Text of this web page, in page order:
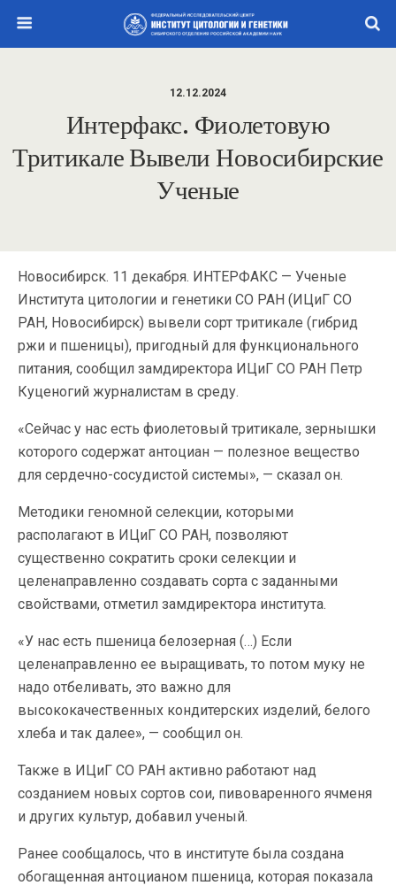
12.12.2024
Интерфакс. Фиолетовую
Тритикале Вывели Новосибирские
Ученые
Новосибирск. 11 декабря. ИНТЕРФАКС — Ученые
Института цитологии и генетики СО РАН (ИЦиГ СО
РАН, Новосибирск) вывели сорт тритикале (гибрид
ржи и пшеницы), пригодный для функционального
питания, сообщил замдиректора ИЦиГ СО РАН Петр
Куценогий журналистам в среду.
«Сейчас у нас есть фиолетовый тритикале, зернышки
которого содержат антоциан — полезное вещество
для сердечно-сосудистой системы», — сказал он.
Методики геномной селекции, которыми
располагают в ИЦиГ СО РАН, позволяют
существенно сократить сроки селекции и
целенаправленно создавать сорта с заданными
свойствами, отметил замдиректора института.
«У нас есть пшеница белозерная (…) Если
целенаправленно ее выращивать, то потом муку не
надо отбеливать, это важно для
высококачественных кондитерских изделий, белого
хлеба и так далее», — сообщил он.
Также в ИЦиГ СО РАН активно работают над
созданием новых сортов сои, пивоваренного ячменя
и других культур, добавил ученый.
Ранее сообщалось, что в институте была создана
обогащенная антоцианом пшеница, которая показала